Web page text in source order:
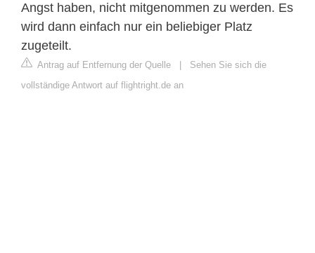
Angst haben, nicht mitgenommen zu werden. Es
wird dann einfach nur ein beliebiger Platz
zugeteilt.
Antrag auf Entfernung der Quelle
Sehen Sie sich die
vollständige Antwort auf flightright.de an